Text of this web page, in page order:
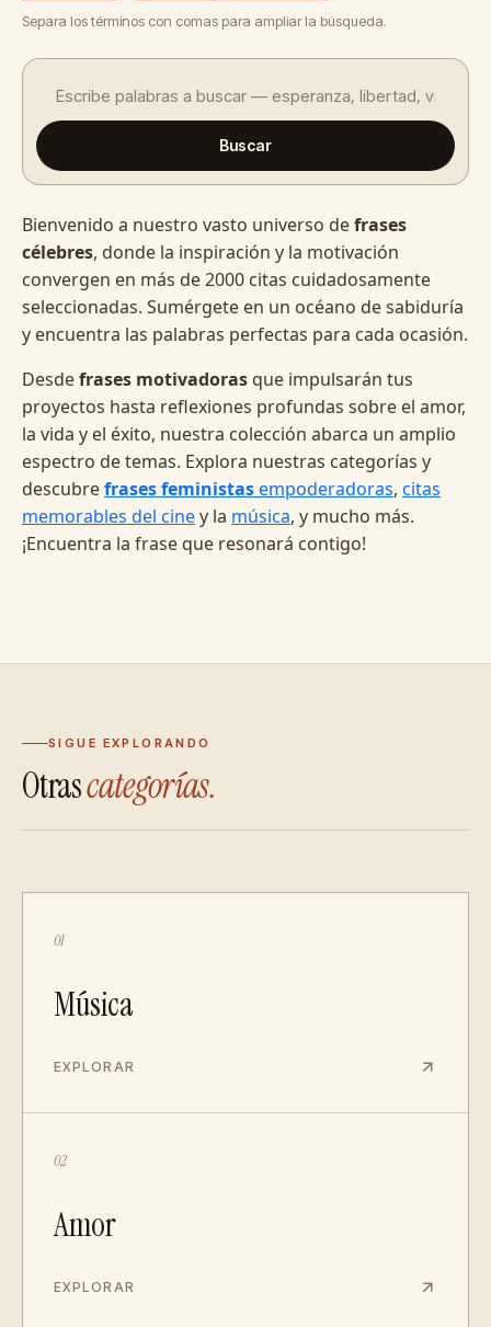
Separa los términos con comas para ampliar la búsqueda.
Buscar
Bienvenido a nuestro vasto universo defrases
célebres, donde la inspiración y la motivación
convergen en más de 2000 citas cuidadosamente
seleccionadas. Sumérgete en un océano de sabiduría
y encuentra las palabras perfectas para cada ocasión.
Desdefrases motivadoras que impulsarán tus
proyectos hasta reflexiones profundas sobre el amor,
la vida y el éxito, nuestra colección abarca un amplio
espectro de temas. Explora nuestras categorías y
descubrefrases feministasempoderadoras, citas
memorables del ciney la música, y mucho más.
¡Encuentra la frase que resonará contigo!
SIGUE EXPLORANDO
Otrascategorías.
01
Música
EXPLORAR
02
Amor
EXPLORAR